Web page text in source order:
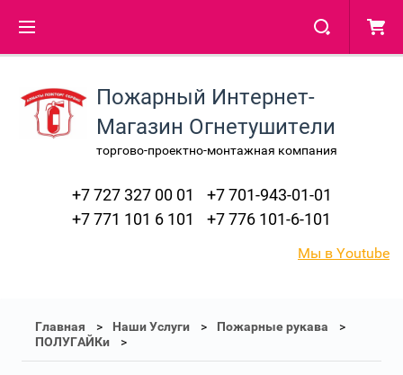
Пожарный Интернет-
Магазин Огнетушители
торгово-проектно-монтажная компания
+7 727 327 00 01
+7 701-943-01-01
+7 771 101 6 101
+7 776 101-6-101
Мы в Youtube
Главная Наши Услуги
Пожарные рукава
ПОЛУГАЙКи